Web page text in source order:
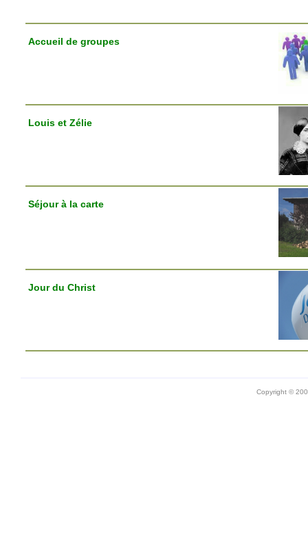
Accueil de groupes
Louis et Zélie
Séjour à la carte
Jour du Christ
Copyright ©